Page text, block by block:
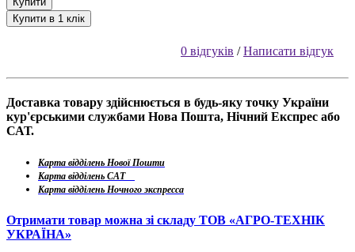
Купити в 1 клік
0 відгуків /Написати відгук
Доставка товару здійснюється в будь-яку точку України
кур'єрськими службами Нова Пошта, Нічний Експрес або
САТ.
Карта відділень Нової Пошти
Карта відділень САТ
Карта відділень Ночного экспресса
Отримати товар можна зі складу ТОВ «АГРО-ТЕХНІК
УКРАЇНА»